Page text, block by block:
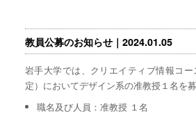
教員公募のお知らせ｜2024.01.05
岩手大学では、クリエイティブ情報コ
定）においてデザイン系の准教授１名を募
職名及び人員：准教授 １名